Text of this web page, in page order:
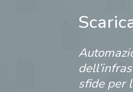
sfide per